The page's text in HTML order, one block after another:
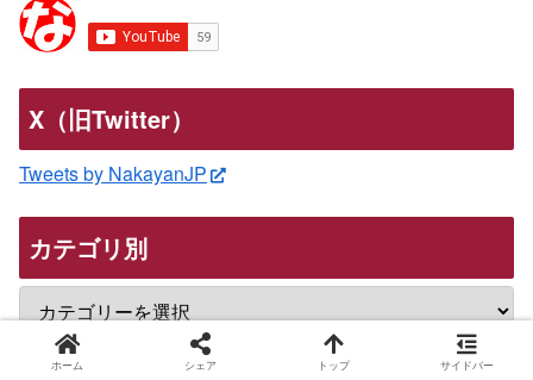
X（旧Twitter）
Tweets by NakayanJP
カテゴリ別
ホーム シェア トップ サイドバー